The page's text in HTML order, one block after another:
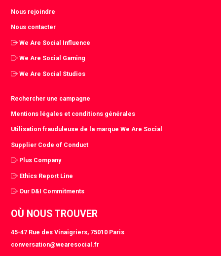
Nous rejoindre
Nous contacter
We Are Social Influence
We Are Social Gaming
We Are Social Studios
Rechercher une campagne
Mentions légales et conditions générales
Utilisation frauduleuse de la marque We Are Social
Supplier Code of Conduct
Plus Company
Ethics Report Line
Our D&I Commitments
OÙ NOUS TROUVER
45-47 Rue des Vinaigriers, 75010 Paris
conversation@wearesocial.fr